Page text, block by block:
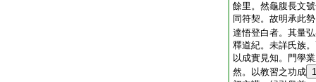
餘里。然龜腹長文
同符契。故明承此
達悟登白者。其量
釋道紀。未詳氏族
以成實見知。門學
然。以教習之功成